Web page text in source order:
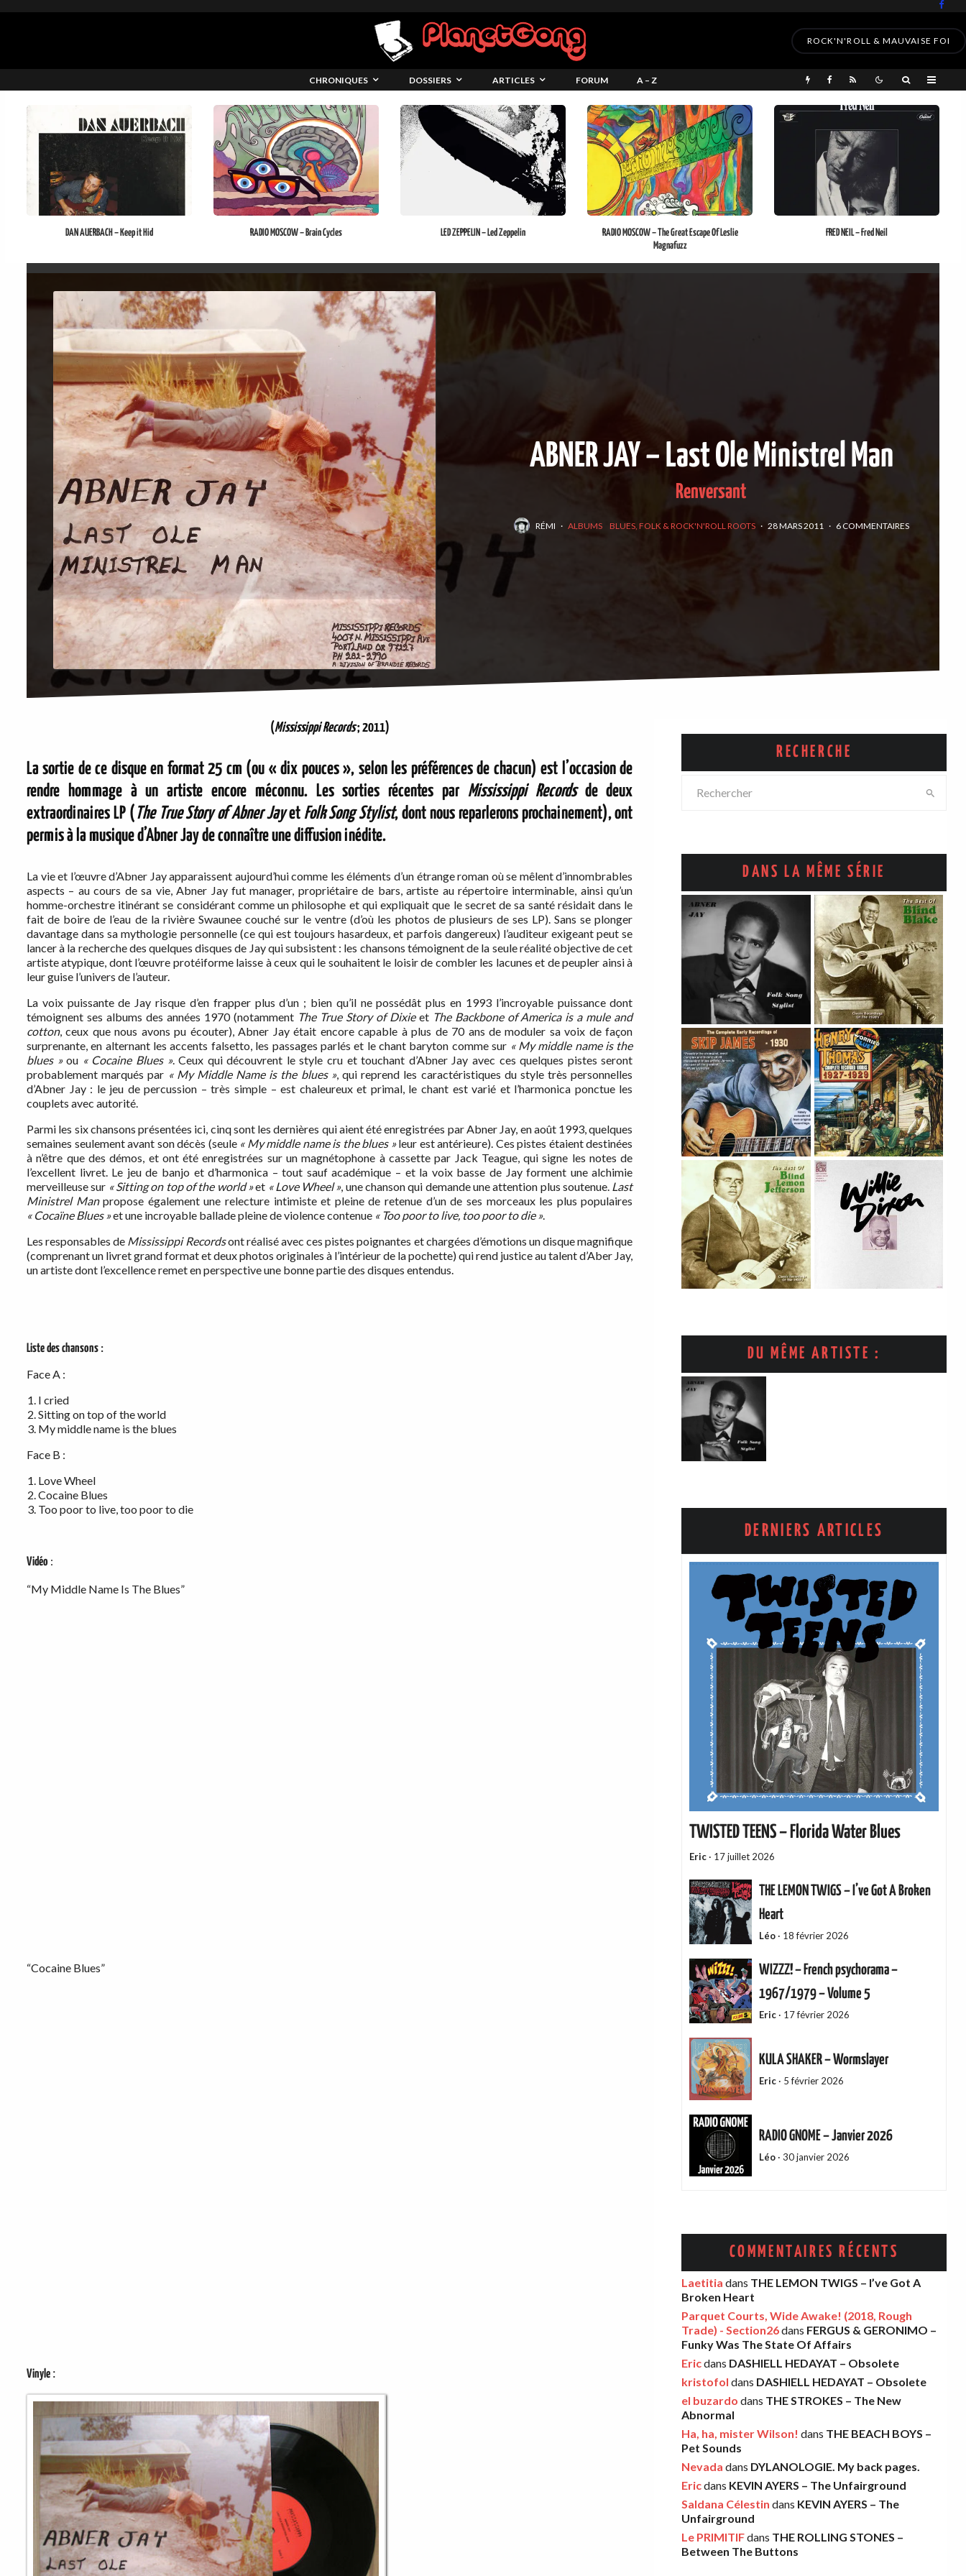
ROCK'N'ROLL & MAUVAISE FOI
CHRONIQUES DOSSIERS ARTICLES FORUM A – Z
DAN AUERBACH – Keep it Hid RADIO MOSCOW – Brain Cycles LED ZEPPELIN – Led Zeppelin
RADIO MOSCOW – The Great Escape Of Leslie
Magnafuzz
FRED NEIL – Fred Neil
ABNER JAY – Last Ole Ministrel Man
Renversant
RÉMI · ALBUMS BLUES, FOLK & ROCK'N'ROLL ROOTS · 28 MARS 2011 · 6 COMMENTAIRES
(MississippiRecords; 2011)
La sortie de ce disque en format 25 cm (ou « dix pouces », selon les préférences de chacun) est l’occasion de
rendre hommage à un artiste encore méconnu. Les sorties récentes par Mississippi Recordsde deux
extraordinaires LP ( The True Story of Abner Jayet Folk Song Stylist, dont nous reparlerons prochainement), ont
permis à la musique d’Abner Jay de connaître une diffusion inédite.
La vie et l’œuvre d’Abner Jay apparaissent aujourd’hui comme les éléments d’un étrange roman où se mêlent d’innombrables
aspects – au cours de sa vie, Abner Jay fut manager, propriétaire de bars, artiste au répertoire interminable, ainsi qu’un
homme-orchestre itinérant se considérant comme un philosophe et qui expliquait que le secret de sa santé résidait dans le
fait de boire de l’eau de la rivière Swaunee couché sur le ventre (d’où les photos de plusieurs de ses LP). Sans se plonger
davantage dans sa mythologie personnelle (ce qui est toujours hasardeux, et parfois dangereux) l’auditeur exigeant peut se
lancer à la recherche des quelques disques de Jay qui subsistent : les chansons témoignent de la seule réalité objective de cet
artiste atypique, dont l’œuvre protéiforme laisse à ceux qui le souhaitent le loisir de combler les lacunes et de peupler ainsi à
leur guise l’univers de l’auteur.
La voix puissante de Jay risque d’en frapper plus d’un ; bien qu’il ne possédât plus en 1993 l’incroyable puissance dont
témoignent ses albums des années 1970 (notamment The True Story of Dixieet The Backbone of America is a mule and
cotton, ceux que nous avons pu écouter), Abner Jay était encore capable à plus de 70 ans de moduler sa voix de façon
surprenante, en alternant les accents falsetto, les passages parlés et le chant baryton comme sur « My middle name is the
blues »ou « Cocaine Blues ». Ceux qui découvrent le style cru et touchant d’Abner Jay avec ces quelques pistes seront
probablement marqués par « My Middle Name is the blues », qui reprend les caractéristiques du style très personnelles
d’Abner Jay : le jeu de percussion – très simple – est chaleureux et primal, le chant est varié et l’harmonica ponctue les
couplets avec autorité.
Parmi les six chansons présentées ici, cinq sont les dernières qui aient été enregistrées par Abner Jay, en août 1993, quelques
semaines seulement avant son décès (seule « My middle nameis the blues »leur est antérieure). Ces pistes étaient destinées
à n’être que des démos, et ont été enregistrées sur un magnétophone à cassette par Jack Teague, qui signe les notes de
l’excellent livret. Le jeu de banjo et d’harmonica – tout sauf académique – et la voix basse de Jay forment une alchimie
merveilleuse sur « Sitting on top of the world »et « Love Wheel », une chanson qui demande une attention plus soutenue. Last
Ministrel Manpropose également une relecture intimiste et pleine de retenue d’un de ses morceaux les plus populaires
« Cocaïne Blues »et une incroyable ballade pleine de violence contenue « Too poor to live, too poor to die ».
Les responsables de Mississippi Recordsont réalisé avec ces pistes poignantes et chargées d’émotions un disque magnifique
(comprenant un livret grand format et deux photos originales à l’intérieur de la pochette) qui rend justice au talent d’Aber Jay,
un artiste dont l’excellence remet en perspective une bonne partie des disques entendus.
Liste des chansons :
Face A :
I cried
Sitting on top of the world
My middle name is the blues
Face B :
Love Wheel
Cocaine Blues
Too poor to live, too poor to die
Vidéo :
“My Middle Name Is The Blues”
“Cocaine Blues”
Vinyle :
RECHERCHE
DANS LA MÊME SÉRIE
DU MÊME ARTISTE :
DERNIERS ARTICLES
TWISTED TEENS – Florida Water Blues
Eric · 17 juillet 2026
THE LEMON TWIGS – I’ve Got A Broken
Heart
Léo· 18 février 2026
WIZZZ! – French psychorama –
1967/1979 – Volume 5
Eric· 17 février 2026
KULA SHAKER – Wormslayer
Eric· 5 février 2026
RADIO GNOME – Janvier 2026
Léo· 30 janvier 2026
Eric·13 décembre 2025
AMELIA COBURN – Between The Moon
Léo · 9 décembre 2025
THE LEMON TWIGS – Go To School
Léo· 5 novembre 2025
Eric·2 novembre 2025
Léo · 29 octobre 2025
COMMENTAIRES RÉCENTS
Laetitia dans THE LEMON TWIGS – I’ve Got A
Broken Heart
Parquet Courts, Wide Awake! (2018, Rough
Trade) - Section26dans FERGUS & GERONIMO –
Funky Was The State Of Affairs
Ericdans DASHIELL HEDAYAT – Obsolete
kristofol dans DASHIELL HEDAYAT – Obsolete
el buzardo dans THE STROKES – The New
Abnormal
Ha, ha, mister Wilson! dans THE BEACH BOYS –
Pet Sounds
Nevada dans DYLANOLOGIE. My back pages.
Ericdans KEVIN AYERS – The Unfairground
Saldana Célestin dans KEVIN AYERS – The
Unfairground
Le PRIMITIFdans THE ROLLING STONES –
Between The Buttons